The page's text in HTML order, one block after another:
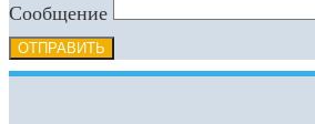
Сообщение
ОТПРАВИТЬ